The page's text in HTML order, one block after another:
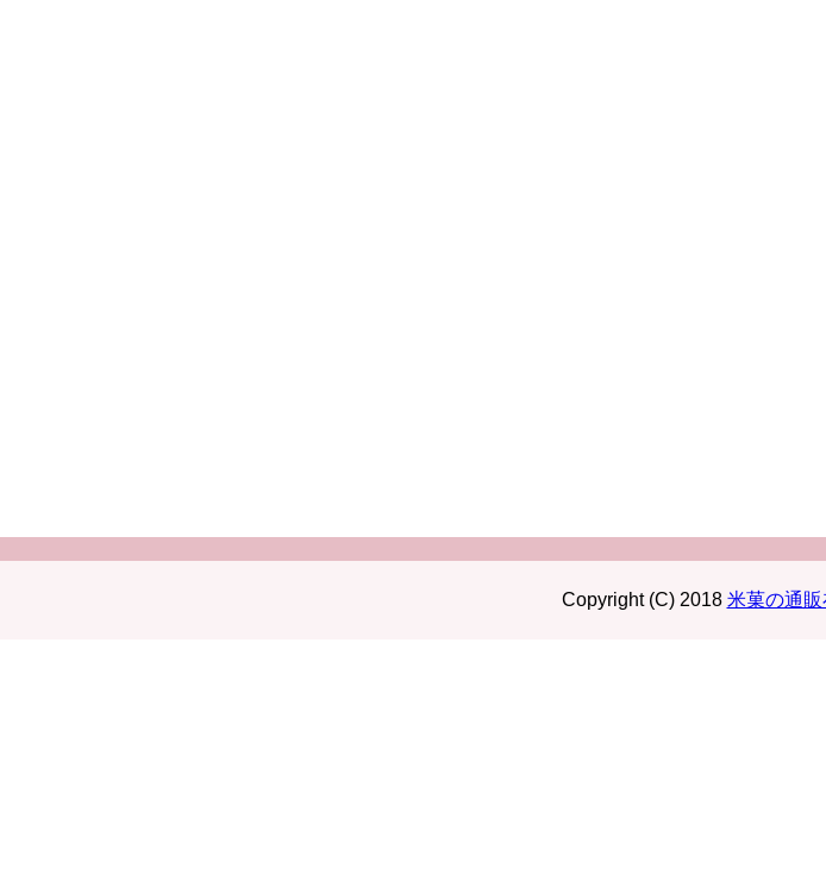
Copyright (C) 2018 米菓の通販